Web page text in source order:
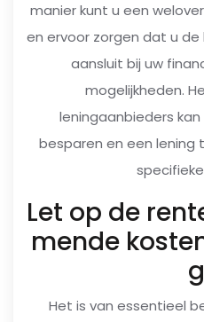
manier kunt u een
en ervoor zorgen dat u
aansluit bij uw
mogelijkheden.
leningaanbieders
besparen en een lening
Let op de
mende
Het is van essentieel